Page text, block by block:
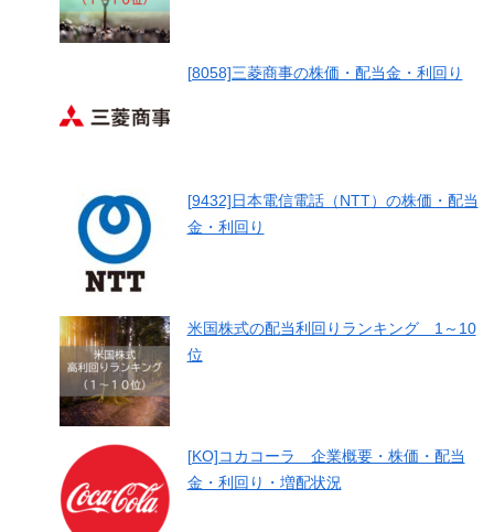
[8058]三菱商事の株価・配当金・利回り
[9432]日本電信電話（NTT）の株価・配当
金・利回り
米国株式の配当利回りランキング 1～10
位
[KO]コカコーラ 企業概要・株価・配当
金・利回り・増配状況